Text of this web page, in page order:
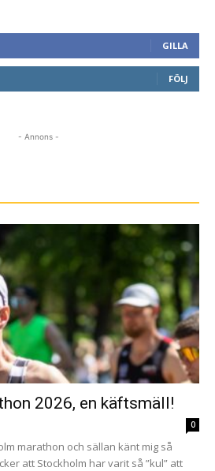
GILLA
FÖLJ
- Annons -
2026, en käftsmäll!
0
marathon och sällan känt mig så
att Stockholm har varit så ”kul” att